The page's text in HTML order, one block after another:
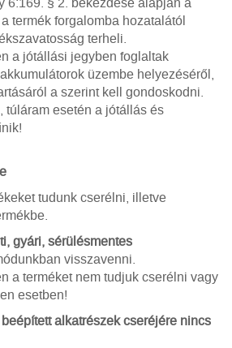
termék forgalomba hozatalától
terheli.
a jótállási jegyben foglaltak
üzembe helyezéséről,
a szerint kell gondoskodni.
túláram esetén a jótállás és
tudunk cserélni, illetve
gyári, sérülésmentes
visszavenni.
a terméket nem tudjuk cserélni vagy
esetben!
alkatrészek cseréjére nincs